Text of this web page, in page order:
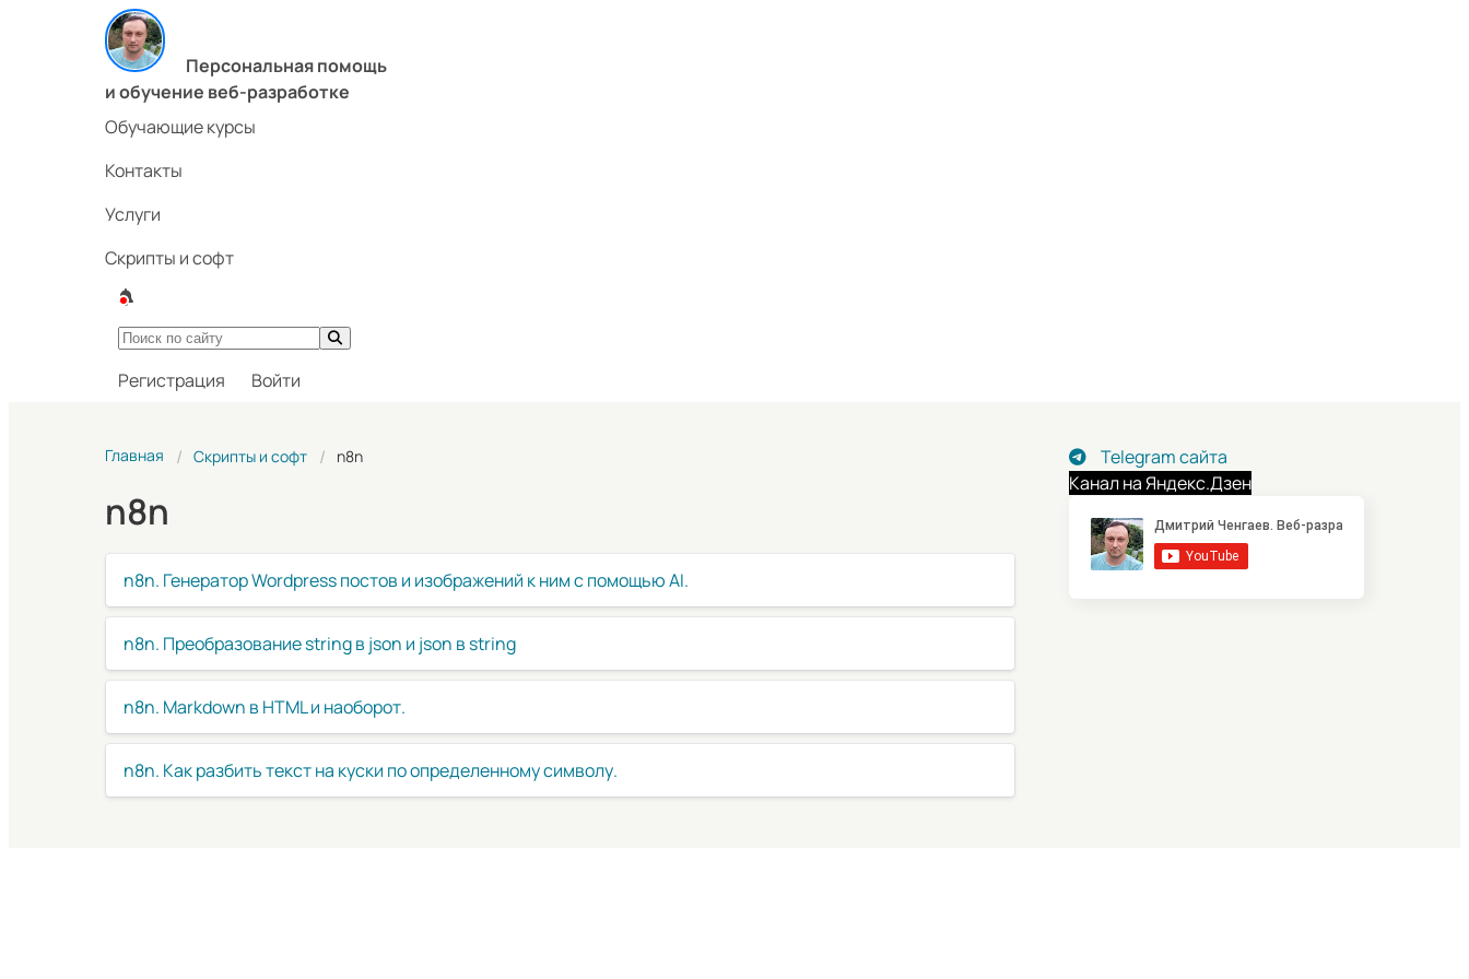
Персональная помощь
и обучение веб-разработке
Обучающие курсы
Контакты
Услуги
Скрипты и софт
Регистрация Войти
Главная Скрипты и софт n8n
n8n
n8n. Генератор Wordpress постов и изображений к ним с помощью AI.
n8n. Преобразование string в json и json в string
n8n. Markdown в HTML и наоборот.
n8n. Как разбить текст на куски по определенному символу.
Telegram сайта
Канал на Яндекс.Дзен